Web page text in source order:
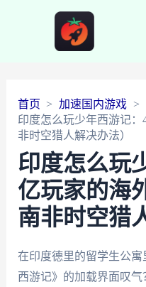
首页
加速国内游戏
印度怎么玩少年西游记
非时空猎人解决办法）
印度怎么玩
亿玩家的海
南非时空猎
在印度德里的留学生公
西游记》的加载界面叹